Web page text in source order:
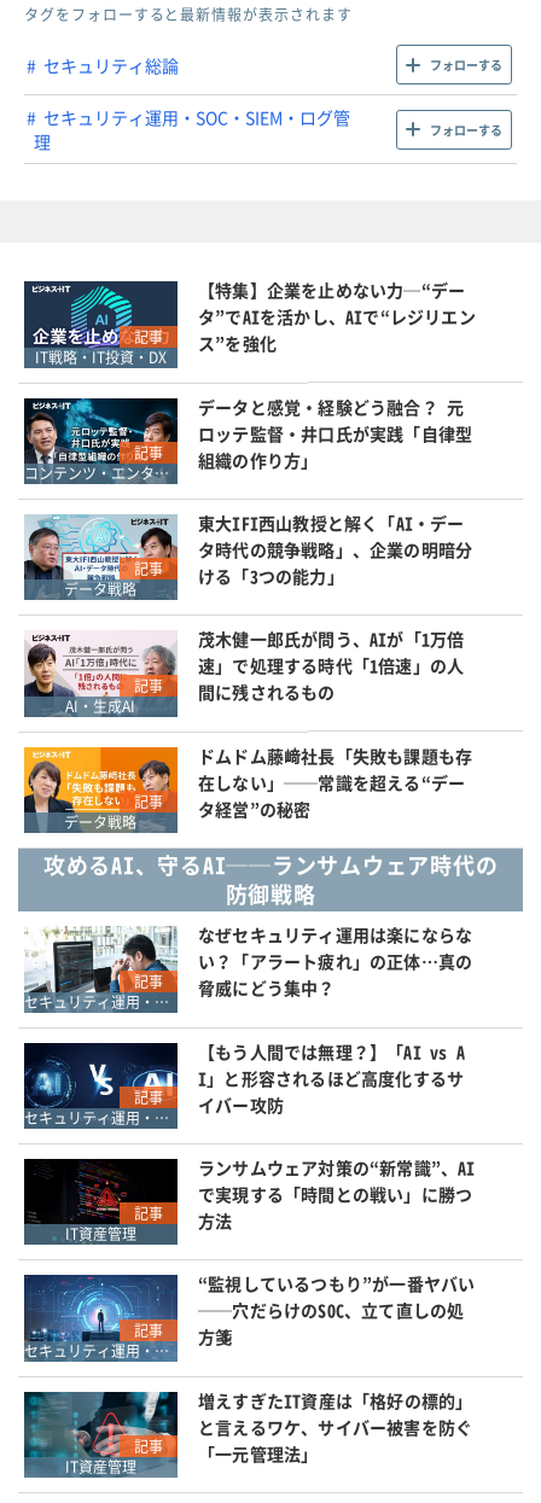
タグをフォローすると最新情報が表示されます
セキュリティ総論 フォローする
セキュリティ運用・SOC・SIEM・ログ管
理
フォローする
記事
IT戦略・IT投資・DX
【特集】企業を止めない力─“デー
タ”でAIを活かし、AIで“レジリエン
ス”を強化
記事
コンテンツ・エンタメ・文化芸能・スポーツ
データと感覚・経験どう融合？ 元
ロッテ監督・井口氏が実践「自律型
組織の作り方」
記事
データ戦略
東大IFI西山教授と解く「AI・デー
タ時代の競争戦略」、企業の明暗分
ける「3つの能力」
記事
AI・生成AI
茂木健一郎氏が問う、AIが「1万倍
速」で処理する時代「1倍速」の人
間に残されるもの
記事
データ戦略
ドムドム藤﨑社長「失敗も課題も存
在しない」──常識を超える“デー
タ経営”の秘密
攻めるAI、守るAI──ランサムウェア時代の
防御戦略
記事
セキュリティ運用・SOC・SIEM・ログ管理
なぜセキュリティ運用は楽にならな
い？「アラート疲れ」の正体…真の
脅威にどう集中？
記事
セキュリティ運用・SOC・SIEM・ログ管理
【もう人間では無理？】「AI vs A
I」と形容されるほど高度化するサ
イバー攻防
記事
IT資産管理
ランサムウェア対策の“新常識”、AI
で実現する「時間との戦い」に勝つ
方法
記事
セキュリティ運用・SOC・SIEM・ログ管理
“監視しているつもり”が一番ヤバい
──穴だらけのSOC、立て直しの処
方箋
記事
IT資産管理
増えすぎたIT資産は「格好の標的」
と言えるワケ、サイバー被害を防ぐ
「一元管理法」